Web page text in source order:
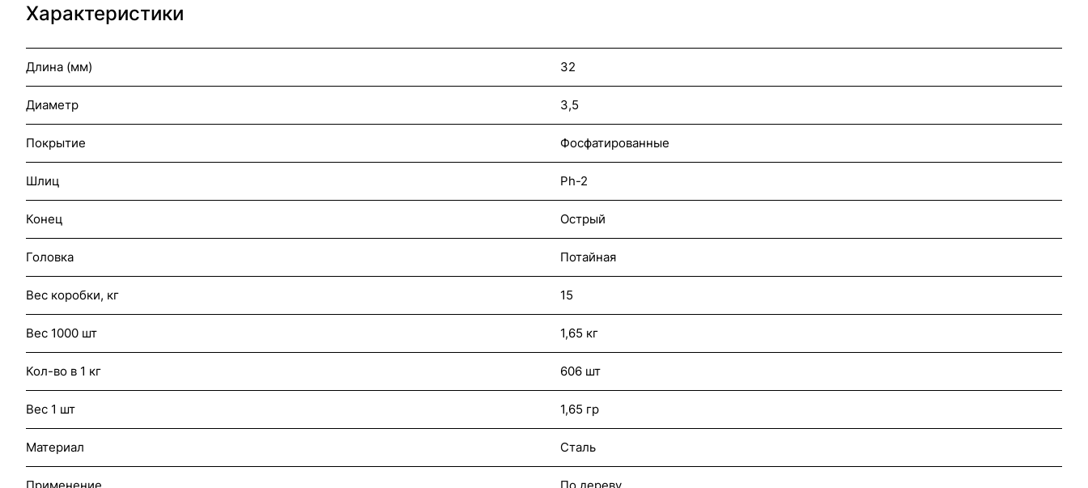
Характеристики
Длина (мм) 32
Диаметр 3,5
Покрытие Фосфатированные
Шлиц Ph-2
Конец Острый
Головка Потайная
Вес коробки, кг 15
Вес 1000 шт 1,65 кг
Кол-во в 1 кг 606 шт
Вес 1 шт 1,65 гр
Материал Сталь
Применение По дереву